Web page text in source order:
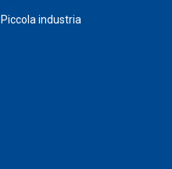
Piccola industria